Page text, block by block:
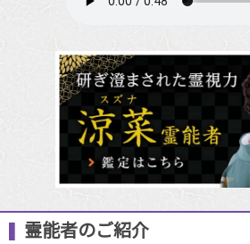
霊能者のご紹介